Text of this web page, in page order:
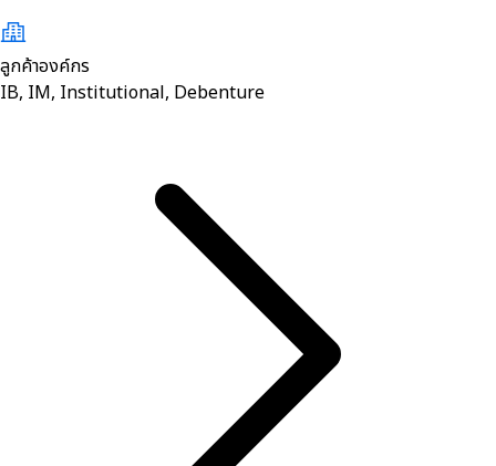
ลูกค้าองค์กร
IB, IM, Institutional, Debenture